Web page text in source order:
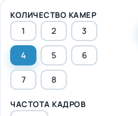
1 2 3
4 5 6
7 8